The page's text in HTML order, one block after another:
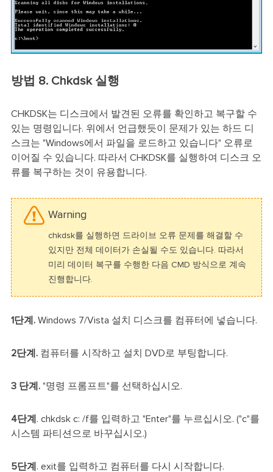
방법 8. Chkdsk 실행
CHKDSK는 디스크에서 발견된 오류를 확인하고 복구할 수
있는 명령입니다. 위에서 언급했듯이 문제가 있는 하드 디
스크는 "Windows에서 파일을 로드하고 있습니다" 오류로
이어질 수 있습니다. 따라서 CHKDSK를 실행하여 디스크 오
류를 복구하는 것이 유용합니다.
Warning
chkdsk를 실행하면 드라이브 오류 문제를 해결할 수
있지만 전체 데이터가 손실될 수도 있습니다. 따라서
미리 데이터 복구를 수행한 다음 CMD 방식으로 계속
진행합니다.
1단계. Windows 7/Vista 설치 디스크를 컴퓨터에 넣습니다.
2단계.컴퓨터를 시작하고 설치 DVD로 부팅합니다.
3 단계."명령 프롬프트"를 선택하십시오.
4단계 . chkdsk c: /f를 입력하고 "Enter"를 누르십시오. ("c"를
시스템 파티션으로 바꾸십시오.)
5단계 . exit를 입력하고 컴퓨터를 다시 시작합니다.